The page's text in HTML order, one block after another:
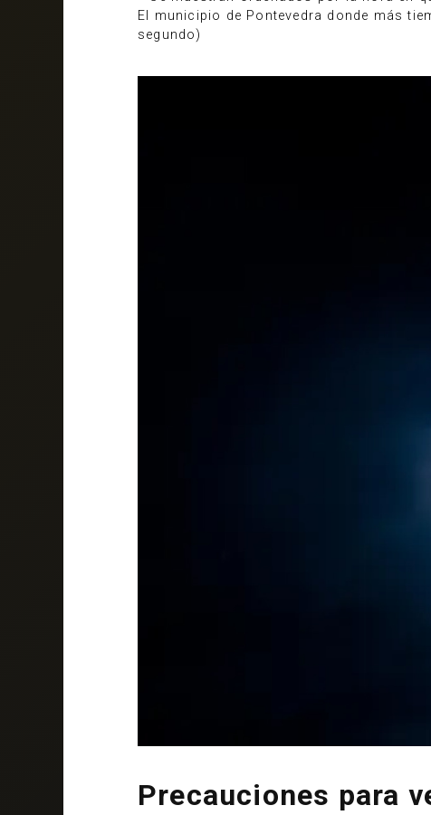
El municipio de Pontevedra donde más
segundo)
Precauciones para